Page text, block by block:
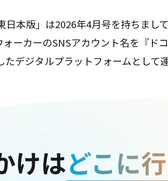
本版」は2026年4月号を持ちまし
ーカーのSNSアカウント名を『ド
デジタルプラットフォームとして
けはどこに